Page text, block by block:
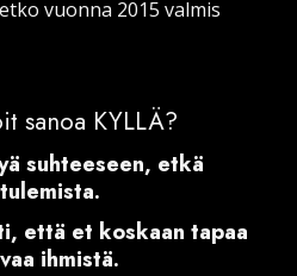
vuonna 2015 valmis
sanoa KYLLÄ?
suhteeseen, etkä
että et koskaan tapaa
ihmistä.